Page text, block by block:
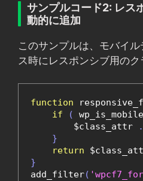
サンプルコード2: レス
動的に追加
このサンプルは、モバイ
ス時にレスポンシブ用のク
function
if
( wp_is_mobile
        $class_attr
}
return
}
add_filter(